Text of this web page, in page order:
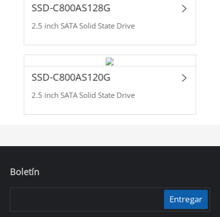
SSD-C800AS128G
2.5 inch SATA Solid State Drive
SSD-C800AS120G
2.5 inch SATA Solid State Drive
Boletín
Entregar